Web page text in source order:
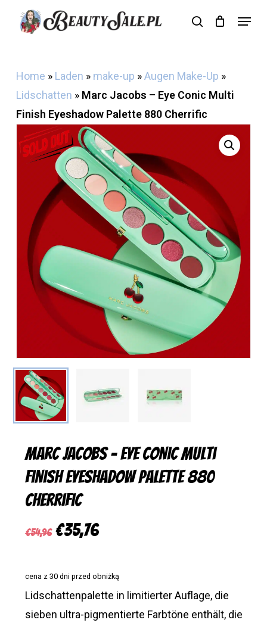
search
Menu
Cart Close
Home » Laden » make-up »Augen Make-Up »
Lidschatten » Marc Jacobs – Eye Conic Multi
Finish Eyeshadow Palette 880 Cherrific
Marc Jacobs – Eye Conic Multi
Finish Eyeshadow Palette 880
Cherrific
€54,96 Ursprünglicher
€54,96
€35,76Aktueller
€35,76.
cena z 30 dni przed obniżką
Lidschattenpalette in limitierter Auflage, die
sieben ultra-pigmentierte Farbtöne enthält, die